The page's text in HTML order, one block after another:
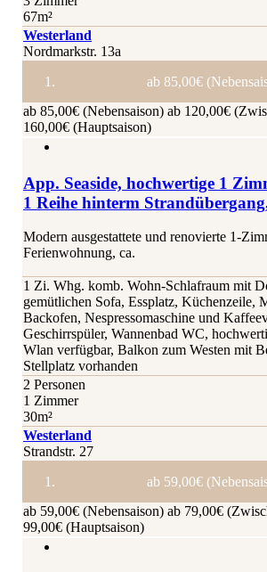
67m²
Westerland
Nordmarkstr. 13a
ab 85,00€
ab 85,00€ (Nebensaison) ab 120,00€
160,00€ (Hauptsaison)
App. Seaside, hochwertige 1
1 Reihe hinterm
Modern ausgestattete und renovierte 1-
Ferienwohnung, ca.
1 Zi. Whg. komb. Wohn-Schlafraum mit
gemütlichen Sofa, Essplatz, Küchenzeile,
Backofen, Nespressomaschine und
Geschirrspüler, Wannenbad WC,
Wlan verfügbar, Balkon zum Westen mit
Stellplatz vorhanden
2 Personen
1 Zimmer
30m²
Westerland
Strandstr. 27
ab 59,00€
ab 59,00€ (Nebensaison) ab 79,00€
99,00€ (Hauptsaison)